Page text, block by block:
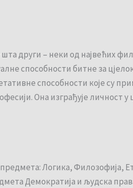
други – неки од највећих
способности битне за
способности које су
Она изграђује личност у
Логика, Филозофија,
Демократија и људска